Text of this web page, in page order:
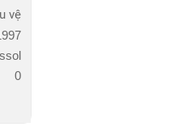
vệ
0